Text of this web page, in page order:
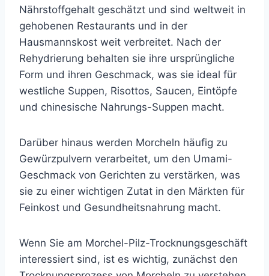
Nährstoffgehalt geschätzt und sind weltweit in
gehobenen Restaurants und in der
Hausmannskost weit verbreitet. Nach der
Rehydrierung behalten sie ihre ursprüngliche
Form und ihren Geschmack, was sie ideal für
westliche Suppen, Risottos, Saucen, Eintöpfe
und chinesische Nahrungs-Suppen macht.
Darüber hinaus werden Morcheln häufig zu
Gewürzpulvern verarbeitet, um den Umami-
Geschmack von Gerichten zu verstärken, was
sie zu einer wichtigen Zutat in den Märkten für
Feinkost und Gesundheitsnahrung macht.
Wenn Sie am Morchel-Pilz-Trocknungsgeschäft
interessiert sind, ist es wichtig, zunächst den